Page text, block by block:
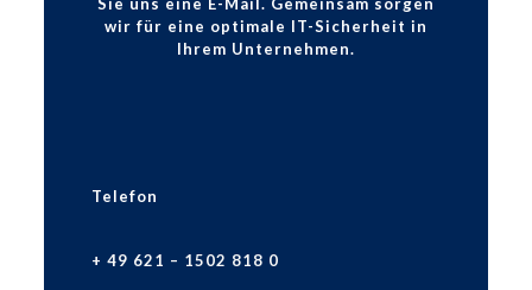
wir für eine optimale IT-Sicherheit in
Ihrem Unternehmen.
Telefon
+ 49 621 – 1502 818 0